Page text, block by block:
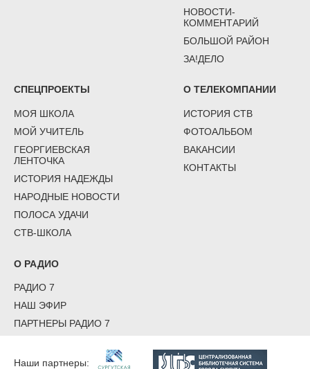
НОВОСТИ-
КОММЕНТАРИЙ
БОЛЬШОЙ РАЙОН
ЗА!ДЕЛО
СПЕЦПРОЕКТЫ
МОЯ ШКОЛА
МОЙ УЧИТЕЛЬ
ГЕОРГИЕВСКАЯ
ЛЕНТОЧКА
ИСТОРИЯ НАДЕЖДЫ
НАРОДНЫЕ НОВОСТИ
ПОЛОСА УДАЧИ
СТВ-ШКОЛА
О ТЕЛЕКОМПАНИИ
ИСТОРИЯ СТВ
ФОТОАЛЬБОМ
ВАКАНСИИ
КОНТАКТЫ
О РАДИО
РАДИО 7
НАШ ЭФИР
ПАРТНЕРЫ РАДИО 7
Наши партнеры: